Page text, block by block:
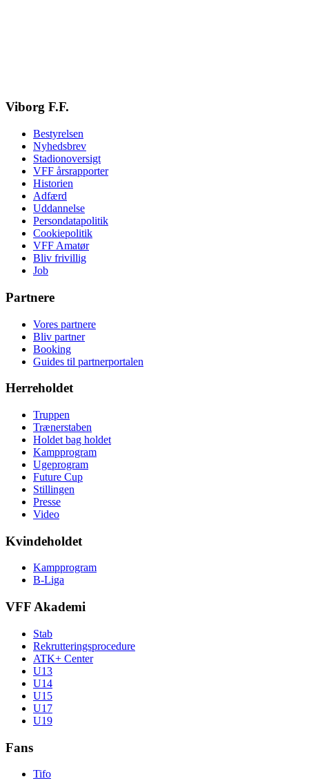
Viborg F.F.
Bestyrelsen
Nyhedsbrev
Stadionoversigt
VFF årsrapporter
Historien
Adfærd
Uddannelse
Persondatapolitik
Cookiepolitik
VFF Amatør
Bliv frivillig
Job
Partnere
Vores partnere
Bliv partner
Booking
Guides til partnerportalen
Herreholdet
Truppen
Trænerstaben
Holdet bag holdet
Kampprogram
Ugeprogram
Future Cup
Stillingen
Presse
Video
Kvindeholdet
Kampprogram
B-Liga
VFF Akademi
Stab
Rekrutteringsprocedure
ATK+ Center
U13
U14
U15
U17
U19
Fans
Tifo